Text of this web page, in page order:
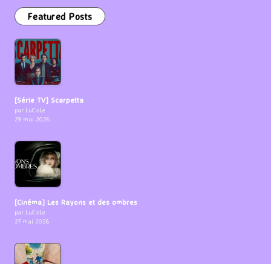
Featured Posts
[Série TV] Scarpetta
par LuCioLe
29 mai 2026
[Cinéma] Les Rayons et des ombres
par LuCioLe
27 mai 2026